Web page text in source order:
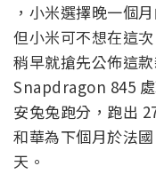
，小米選擇晚一個
但小米可不想在這
稍早就搶先公佈這
Snapdragon 845
安兔兔跑分，跑出
和華為下個月於法
天。